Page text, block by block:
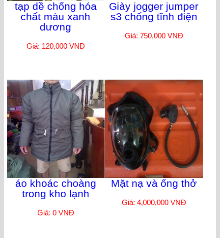
tạp dề chống hóa
chất màu xanh
dương
Giá: 120,000 VNĐ
Giày jogger jumper
s3 chống tĩnh điện
Giá: 750,000 VNĐ
áo khoác choàng
trong kho lạnh
Giá: 0 VNĐ
Mặt nạ và ống thở
Giá: 4,000,000 VNĐ